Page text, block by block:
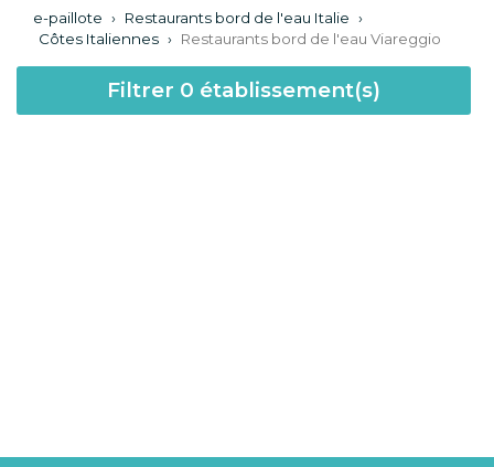
e-paillote › Restaurants bord de l'eau Italie ›
Côtes Italiennes › Restaurants bord de l'eau Viareggio
Filtrer 0 établissement(s)